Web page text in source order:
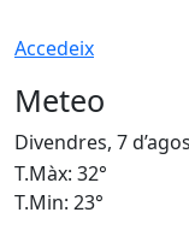
Accedeix
Meteo
Divendres, 7
T.Màx: 32°
T.Min: 23°